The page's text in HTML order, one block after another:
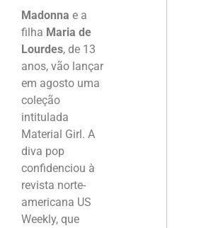
Madonna e a
filha Maria de
Lourdes, de 13
anos, vão lançar
em agosto uma
coleção
intitulada
Material Girl. A
diva pop
confidenciou à
revista norte-
americana US
Weekly, que